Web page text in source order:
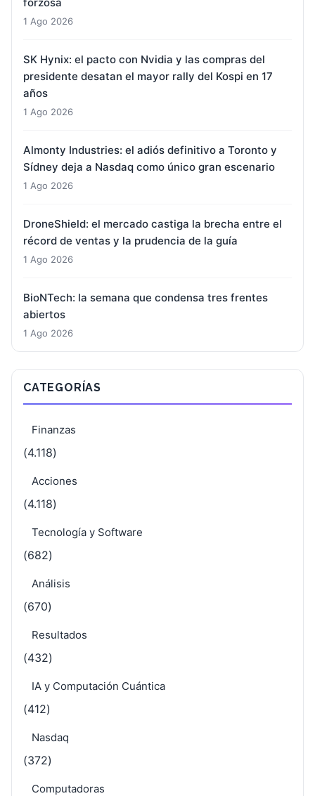
1 Ago 2026
SK Hynix: el pacto con Nvidia y las compras del
presidente desatan el mayor rally del Kospi en 17
años
1 Ago 2026
Almonty Industries: el adiós definitivo a Toronto y
Sídney deja a Nasdaq como único gran escenario
1 Ago 2026
DroneShield: el mercado castiga la brecha entre el
récord de ventas y la prudencia de la guía
1 Ago 2026
BioNTech: la semana que condensa tres frentes
abiertos
1 Ago 2026
CATEGORÍAS
Finanzas
(4.118)
Acciones
(4.118)
Tecnología y Software
(682)
Análisis
(670)
Resultados
(432)
IA y Computación Cuántica
(412)
Nasdaq
(372)
Computadoras